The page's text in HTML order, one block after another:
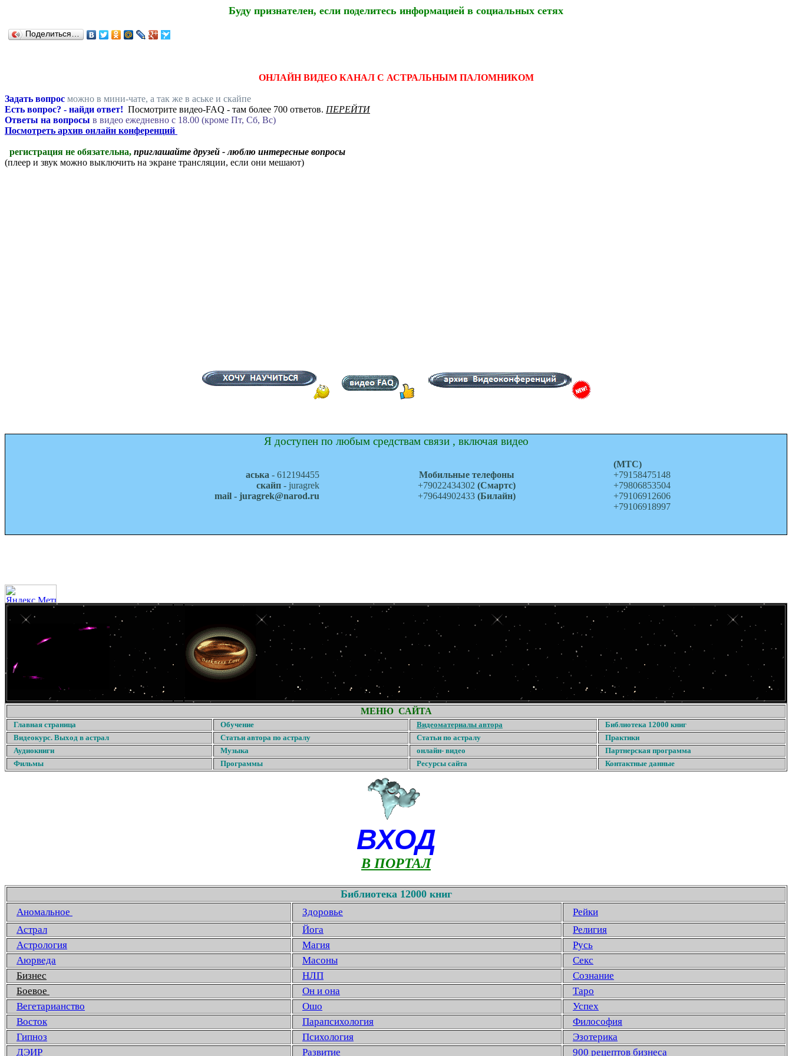
Буду признателен, если поделитесь информацией в социальных сетях
Поделиться…
ОНЛАЙН ВИДЕО КАНАЛ С АСТРАЛЬНЫМ ПАЛОМНИКОМ
Задать вопрос можно в мини-чате, а так же в аське и скайпе
Есть вопрос? - найди ответ! Посмотрите видео-FAQ - там более 700 ответов. ПЕРЕЙТИ
Ответы на вопросы в видео ежедневно c 18.00 (кроме Пт, Сб, Вс)
Посмотреть архив онлайн конференций
регистрация не обязательна, приглашайте друзей - люблю интересные вопросы
(плеер и звук можно выключить на экране трансляции, если они мешают)
Я доступен по любым средствам связи , включая видео
аська - 612194455
скайп - juragrek
mail - juragrek@narod.ru
Мобильные телефоны
+79022434302 (Смартс)
+79644902433(Билайн)
(МТС)
+79158475148
+79806853504
+79106912606
+79106918997
МЕНЮ САЙТА
Главная страница Обучение Видеоматериалы автора
Библиотека 12000 книг
Видеокурс. Выход в астрал
Статьи автора по астралу Статьи по астралу
Практики
Аудиокниги
Музыка онлайн- видео
Партнерская программа
Фильмы
Программы Ресурсы сайта Контактные данные
ВХОД
В ПОРТАЛ
Библиотека 12000 книг
Аномальное Здоровье
Рейки
Астрал
Йога
Религия
Астрология
Магия
Русь
Аюрведа
Масоны
Секс
Бизнес
НЛП
Сознание
Боевое
Он и она
Таро
Вегетарианство
Ошо
Успех
Восток
Парапсихология
Философия
Гипноз
Психология
Эзотерика
ДЭИР
Развитие 900 рецептов бизнеса